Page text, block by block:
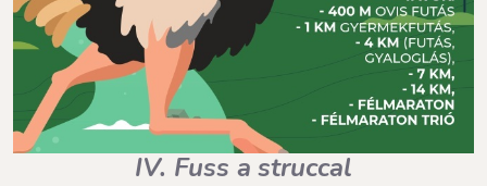
IV. Fuss a struccal